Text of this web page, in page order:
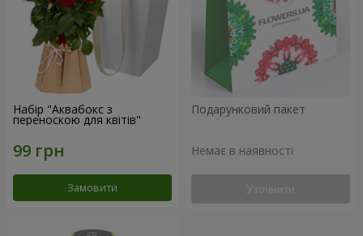
Набір "Аквабокс з
переноскою для квітів"
Замовити
Подарунковий пакет
Немає в наявності
Уточнити